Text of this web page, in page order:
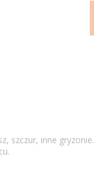
szczur, inne gryzonie.